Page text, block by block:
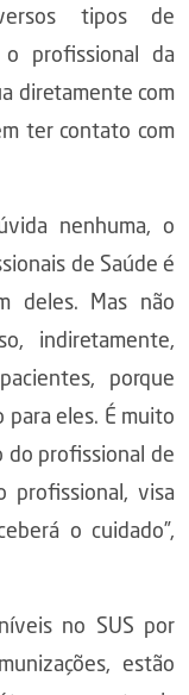
tipos de
profissional da
diretamente com
ter contato com
nenhuma, o
de Saúde é
deles. Mas não
indiretamente,
porque
eles. É muito
do profissional de
profissional, visa
o cuidado”,
no SUS por
estão